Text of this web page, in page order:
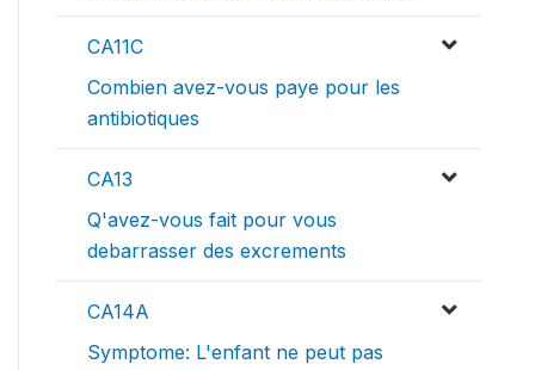
CA11C
Combien avez-vous paye pour les
antibiotiques
CA13
Q'avez-vous fait pour vous
debarrasser des excrements
CA14A
Symptome: L'enfant ne peut pas